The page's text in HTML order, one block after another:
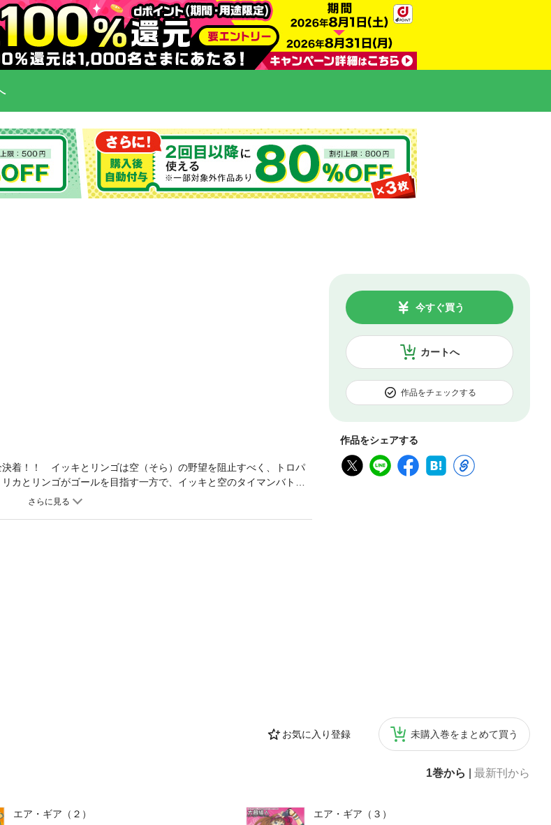
カートへ
今すぐ買う
作品をチェックする
作品をシェアする
お気に入り登録 未購入巻をまとめて買う
1巻から 最新刊から
エア・ギア（２）
エア・ギア（３）
！！ イッキとリンゴは空（そら）の野望を阻止すべく、トロパ
とリンゴがゴールを目指す一方で、イッキと空のタイマンバトル
て10年にわたる超人気連載、ここに完結！！ 渾身の単行本特別描